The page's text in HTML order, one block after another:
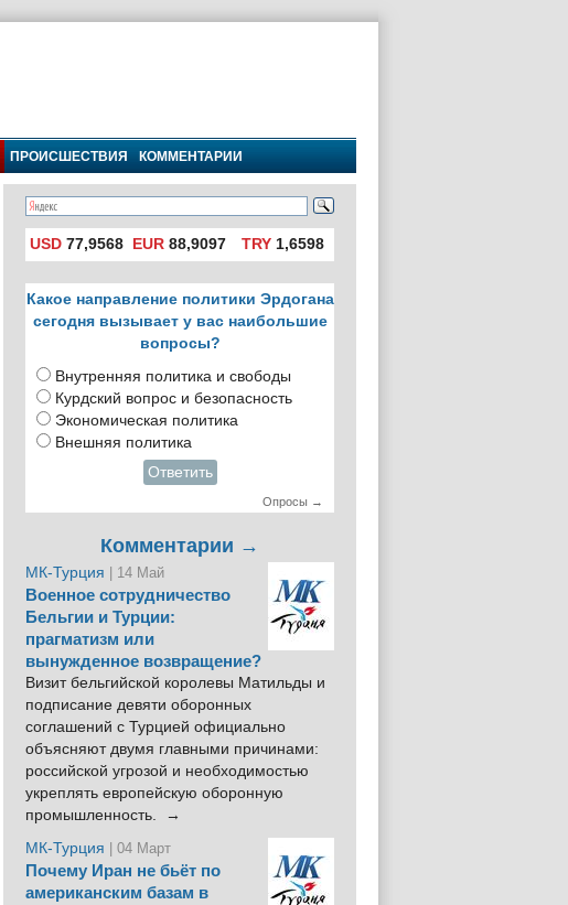
ПРОИСШЕСТВИЯ КОММЕНТАРИИ
USD 77,9568 EUR 88,9097 TRY1,6598
Какое направление политики Эрдогана
сегодня вызывает у вас наибольшие
вопросы?
Внутренняя политика и свободы
Курдский вопрос и безопасность
Экономическая политика
Внешняя политика
Ответить
Опросы →
Комментарии →
МК-Турция | 14 Май
Военное сотрудничество
Бельгии и Турции:
прагматизм или
вынужденное возвращение?
Визит бельгийской королевы Матильды и
подписание девяти оборонных
соглашений с Турцией официально
объясняют двумя главными причинами:
российской угрозой и необходимостью
укреплять европейскую оборонную
промышленность. →
МК-Турция
| 04 Март
Почему Иран не бьёт по
американским базам в